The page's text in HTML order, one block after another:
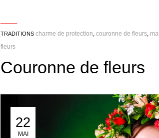
TRADITIONS charme de protection ,couronne de fleurs
fleurs
Couronne de fleurs
22
MAI
22 Mai 2013